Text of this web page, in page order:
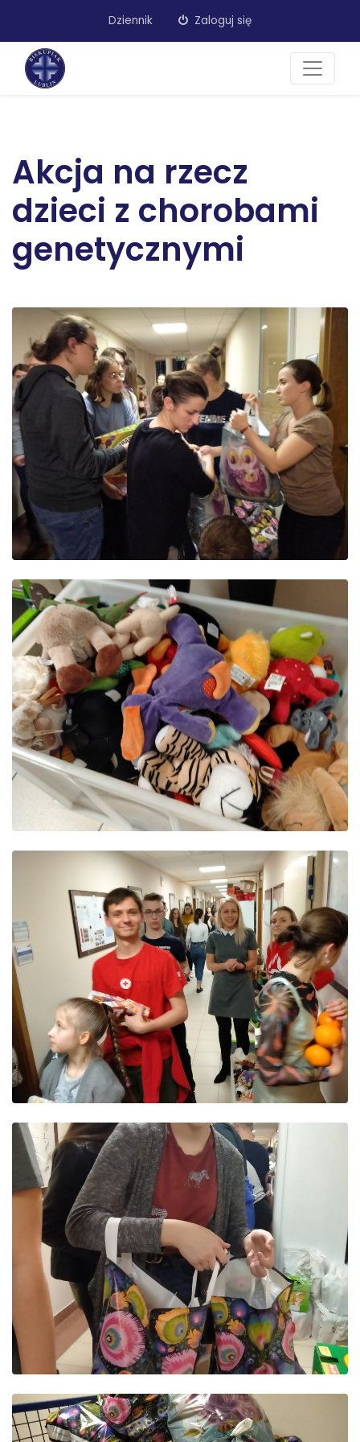
Dziennik Zaloguj się
Akcja na rzecz
dzieci z chorobami
genetycznymi